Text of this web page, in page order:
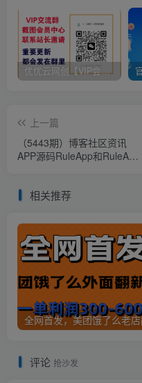
优优云网创【VIP会员专属交流群】
上一篇
（5443期）博客社区资讯
APP源码RuleApp和RuleAPI
相关推荐
评论 抢沙发